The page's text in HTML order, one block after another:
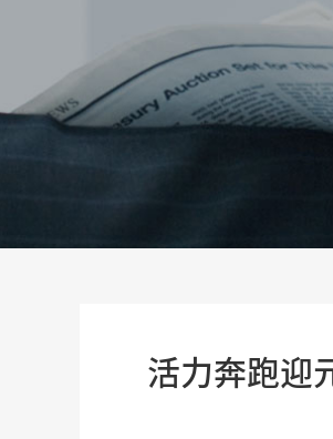
活力奔跑迎